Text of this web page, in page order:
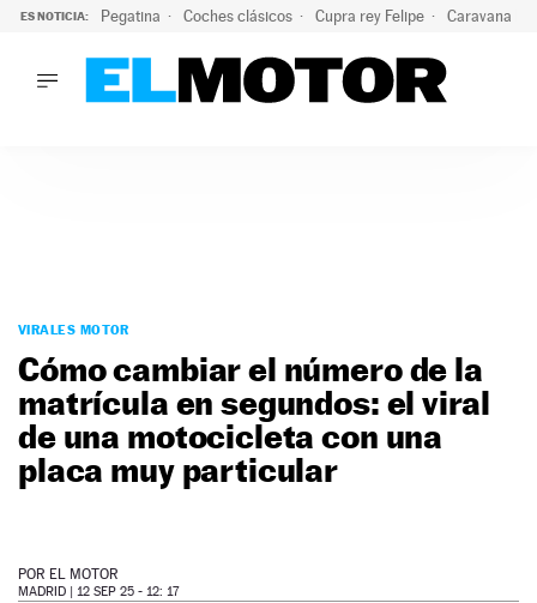
ES NOTICIA: Pegatina Coches clásicos Cupra rey Felipe Caravana
PODCAST
MOTOS
TECNOLOGÍA
SUPERCOCHES
MOTORTV
PREMIOS
NEWSLETTER
VIRALES MOTOR
Cómo cambiar el número de la
matrícula en segundos: el viral
de una motocicleta con una
placa muy particular
POR EL MOTOR
MADRID | 12 SEP 25 - 12: 17